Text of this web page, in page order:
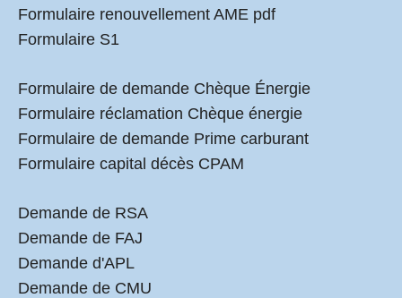
Formulaire renouvellement AME pdf
Formulaire S1
Formulaire de demande Chèque Énergie
Formulaire réclamation Chèque énergie
Formulaire de demande Prime carburant
Formulaire capital décès CPAM
Demande de RSA
Demande de FAJ
Demande d'APL
Demande de CMU